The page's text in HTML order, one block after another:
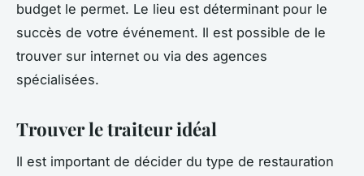
budget le permet. Le lieu est déterminant pour le
succès de votre événement. Il est possible de le
trouver sur internet ou via des agences
spécialisées.
Trouver le traiteur idéal
Il est important de décider du type de restauration